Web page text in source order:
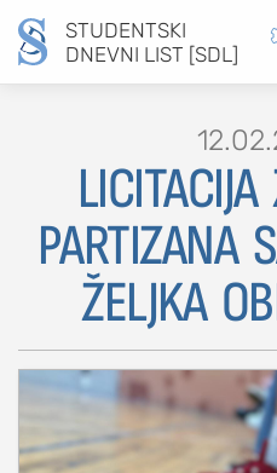
STUDENTSKI
DNEVNI LIST [SDL]
Type 2 or more
MOJ SDL
prijava
SEKCIJE
PARTIZANA
ŽELJKA